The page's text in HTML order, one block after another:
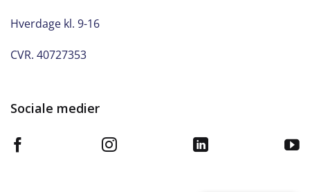
Hverdage kl. 9-16
CVR. 40727353
Sociale medier